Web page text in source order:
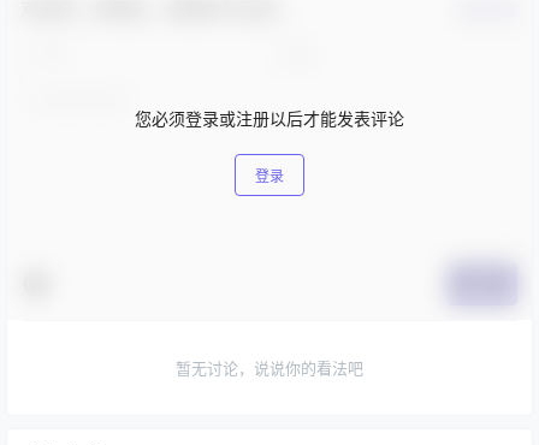
您必须登录或注册以后才能发表评论
登录
暂无讨论，说说你的看法吧